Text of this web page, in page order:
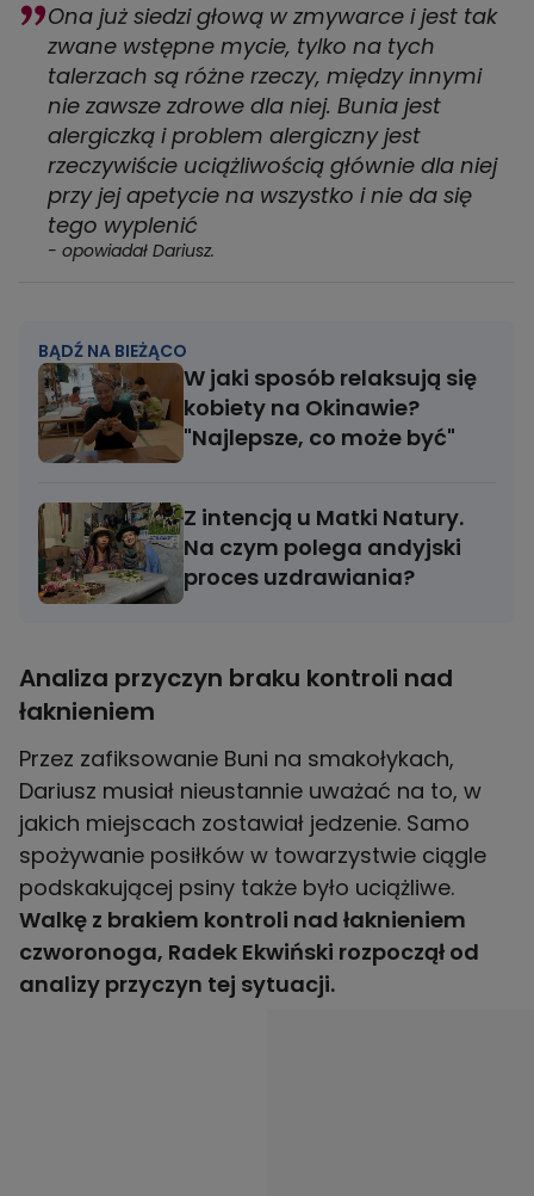
Ona już siedzi głową w zmywarce i jest tak
zwane wstępne mycie, tylko na tych
talerzach są różne rzeczy, między innymi
nie zawsze zdrowe dla niej. Bunia jest
alergiczką i problem alergiczny jest
rzeczywiście uciążliwością głównie dla niej
przy jej apetycie na wszystko i nie da się
tego wyplenić
- opowiadał Dariusz.
BĄDŹ NA BIEŻĄCO
W jaki sposób relaksują się
kobiety na Okinawie?
"Najlepsze, co może być"
Z intencją u Matki Natury.
Na czym polega andyjski
proces uzdrawiania?
Analiza przyczyn braku kontroli nad
łaknieniem
Przez zafiksowanie Buni na smakołykach,
Dariusz musiał nieustannie uważać na to, w
jakich miejscach zostawiał jedzenie. Samo
spożywanie posiłków w towarzystwie ciągle
podskakującej psiny także było uciążliwe.
Walkę z brakiem kontroli nad łaknieniem
czworonoga, Radek Ekwiński rozpoczął od
analizy przyczyn tej sytuacji.